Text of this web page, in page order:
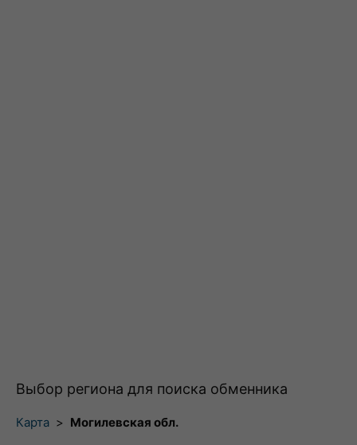
Выбор региона для поиска обменника
Карта > Могилевская обл.